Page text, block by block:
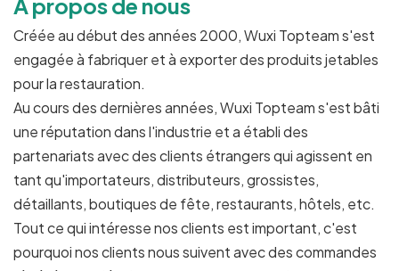
Créée au début des années 2000, Wuxi Topteam s'est
engagée à fabriquer et à exporter des produits jetables
pour la restauration.
Au cours des dernières années, Wuxi Topteam s'est bâti
une réputation dans l'industrie et a établi des
partenariats avec des clients étrangers qui agissent en
tant qu'importateurs, distributeurs, grossistes,
détaillants, boutiques de fête, restaurants, hôtels, etc.
Tout ce qui intéresse nos clients est important, c'est
pourquoi nos clients nous suivent avec des commandes